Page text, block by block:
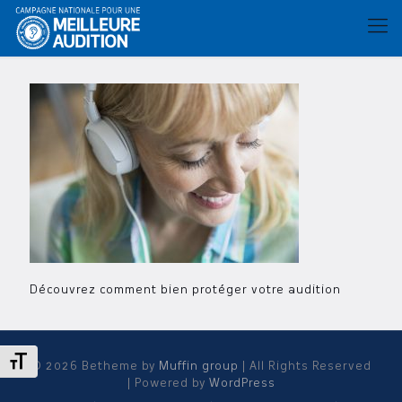
Changer la taille de la police
Découvrez comment bien protéger votre audition
© 2026 Betheme by Muffin group
| All Rights Reserved
| Powered by WordPress